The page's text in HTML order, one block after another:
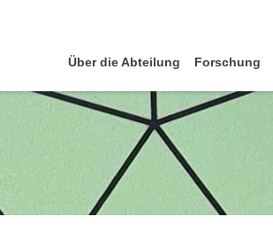
Über die Abteilung Forschung